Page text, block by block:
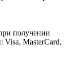
получении
MasterCard,